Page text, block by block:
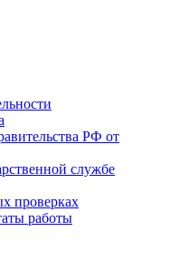
РФ от
службе
проверках
работы